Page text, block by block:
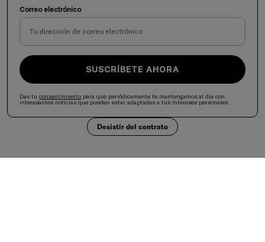
Correo electrónico
SUSCRÍBETE AHORA
Das tu consentimiento para que periódicamente te mantengamos al día con
interesantes noticias que pueden estar adaptadas a tus intereses personales.
Desistir del contrato